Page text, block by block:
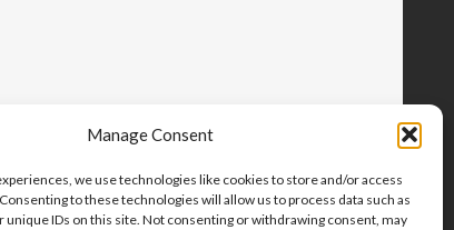
Manage Consent
we use technologies like cookies to store and/or access
to these technologies will allow us to process data such as
unique IDs on this site. Not consenting or withdrawing consent, may